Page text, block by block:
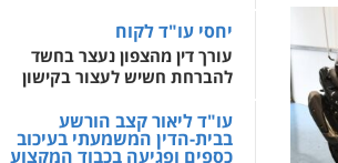
0509636895
עו"ד איהאב זבידאת
פשע עבירות המתה
עבירות מין
יחסי עו"ד לקוח
עורך דין מהצפון נעצר בחשד
להברחת חשיש לעצור בקישון
עו"ד ליאור קצב הורשע
בבית-הדין המשמעתי בעיכוב
כספים ופגיעה בכבוד המקצוע